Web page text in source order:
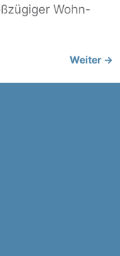
Wohn-
Weiter →